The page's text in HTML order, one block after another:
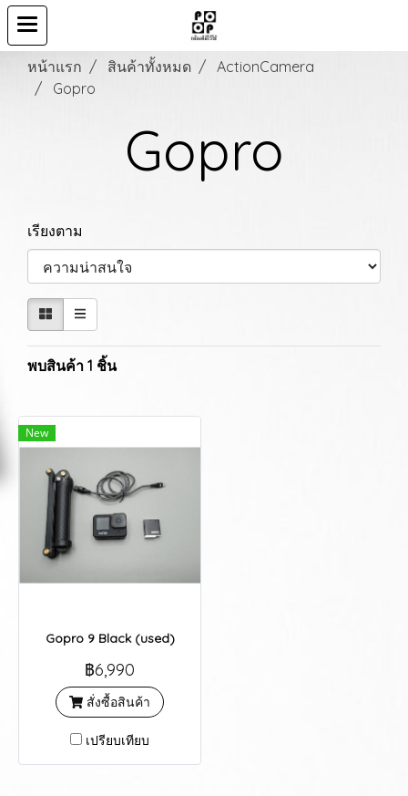
หน้าแรก สินค้าทั้งหมด
ActionCamera
Gopro
Gopro
เรียงตาม
พบสินค้า 1 ชิ้น
New
Gopro 9 Black (used)
฿6,990
สั่งซื้อสินค้า
เปรียบเทียบ